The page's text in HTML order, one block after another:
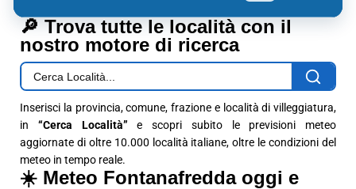
🔎 Trova tutte le località con il
nostro motore di ricerca
Inserisci la provincia, comune, frazione e località di villeggiatura,
in “Cerca Località” e scopri subito le previsioni meteo
aggiornate di oltre 10.000 località italiane, oltre le condizioni del
meteo in tempo reale.
☀️ Meteo Fontanafredda oggi e